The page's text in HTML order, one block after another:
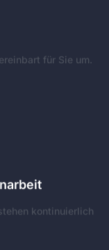
für Sie um.
kontinuierlich